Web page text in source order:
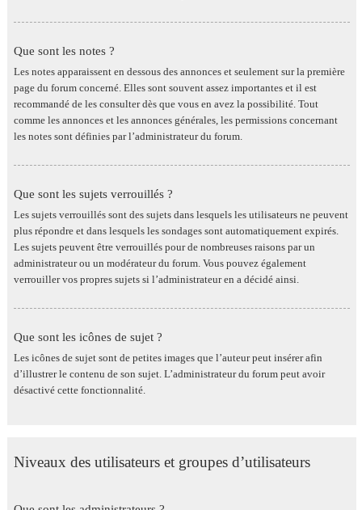
Que sont les notes ?
Les notes apparaissent en dessous des annonces et seulement sur la première
page du forum concerné. Elles sont souvent assez importantes et il est
recommandé de les consulter dès que vous en avez la possibilité. Tout
comme les annonces et les annonces générales, les permissions concernant
les notes sont définies par l’administrateur du forum.
Que sont les sujets verrouillés ?
Les sujets verrouillés sont des sujets dans lesquels les utilisateurs ne peuvent
plus répondre et dans lesquels les sondages sont automatiquement expirés.
Les sujets peuvent être verrouillés pour de nombreuses raisons par un
administrateur ou un modérateur du forum. Vous pouvez également
verrouiller vos propres sujets si l’administrateur en a décidé ainsi.
Que sont les icônes de sujet ?
Les icônes de sujet sont de petites images que l’auteur peut insérer afin
d’illustrer le contenu de son sujet. L’administrateur du forum peut avoir
désactivé cette fonctionnalité.
Niveaux des utilisateurs et groupes d’utilisateurs